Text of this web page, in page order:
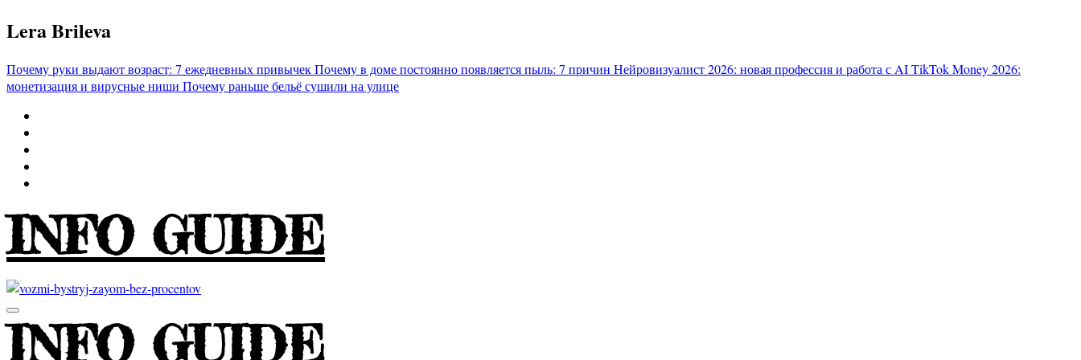
Перейти
к
Lera Brileva
Почему руки выдают возраст: 7 ежедневных привычекПочему в доме постоянно появляется пыль: 7 причин Нейровизуалист 2026: новая профессия и работа с AITikTok Money 2026:
монетизация и вирусные ниши Почему раньше бельё сушили на улице
INFO GUIDE
INFO GUIDE